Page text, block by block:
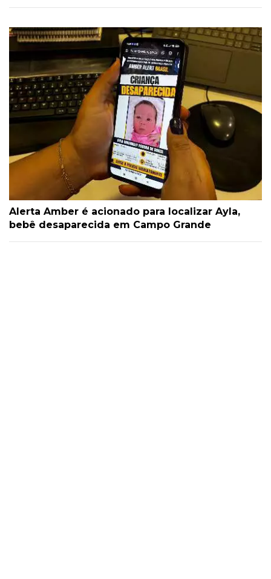
Alerta Amber é acionado para localizar Ayla,
bebê desaparecida em Campo Grande